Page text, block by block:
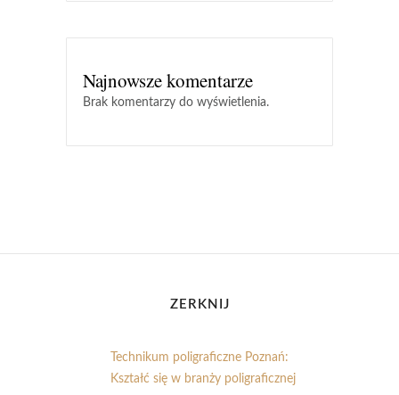
Najnowsze komentarze
Brak komentarzy do wyświetlenia.
ZERKNIJ
Technikum poligraficzne Poznań:
Kształć się w branży poligraficznej